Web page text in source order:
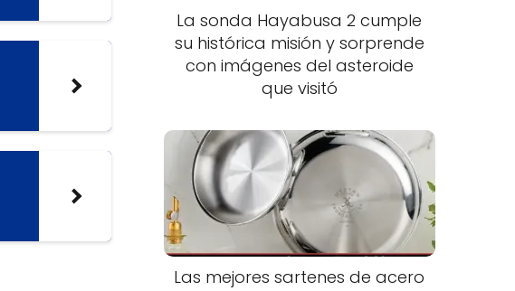
La sonda Hayabusa 2 cumple
su histórica misión y sorprende
con imágenes del asteroide
que visitó
Las mejores sartenes de acero